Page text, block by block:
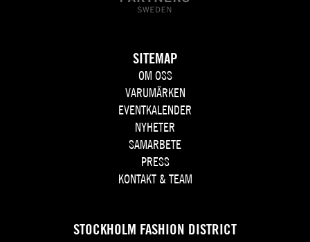
SITEMAP
OM OSS
VARUMÄRKEN
EVENTKALENDER
NYHETER
SAMARBETE
PRESS
KONTAKT & TEAM
STOCKHOLM FASHION DISTRICT